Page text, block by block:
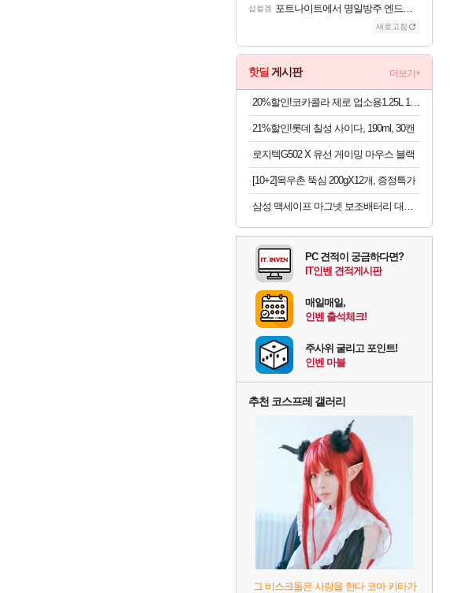
섭컬겜 포트나이트에서 명일방주 엔드필드 [펠리카] 판매 예정
새로고침
핫딜 게시판 더보기+
20%할인!코카콜라 제로 업소용1.25L 12개
21%할인!롯데 칠성 사이다, 190ml, 30캔
로지텍G502 X 유선 게이밍 마우스 블랙
[10+2]목우촌 뚝심 200gX12개, 증정특가
삼성 맥세이프 마그넷 보조배터리 대용량 초고속충전 (5,000mAh 유선25W 무선15W)
PC 견적이 궁금하다면?
IT인벤 견적게시판
매일매일,
인벤 출석체크!
주사위 굴리고 포인트!
인벤 마블
추천 코스프레 갤러리
그 비스크돌은 사랑을 한다 코마 키타가